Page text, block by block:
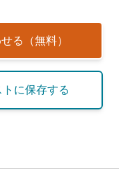
る（無料）
に保存する